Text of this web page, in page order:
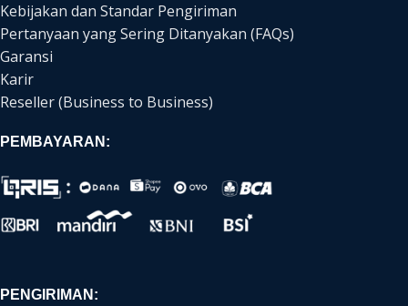
Kebijakan dan Standar Pengiriman
Pertanyaan yang Sering Ditanyakan (FAQs)
Garansi
Karir
Reseller (Business to Business)
PEMBAYARAN:
PENGIRIMAN: